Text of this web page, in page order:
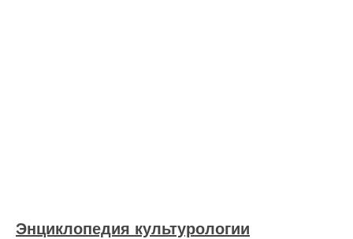
Энциклопедия культурологии